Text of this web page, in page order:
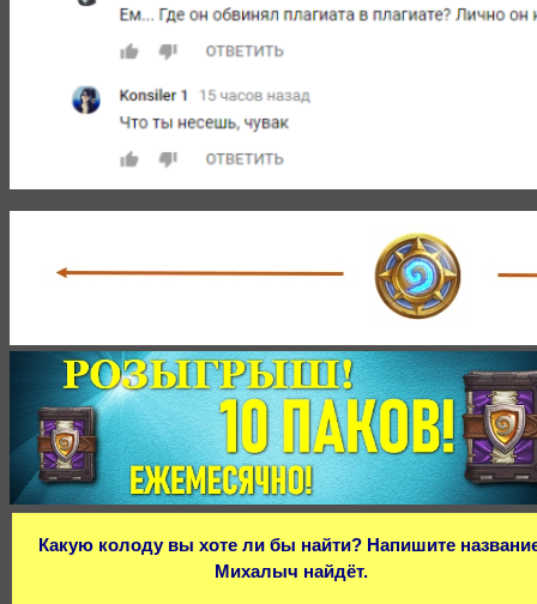
Какую колоду вы хоте ли бы найти? Напишите
Михалыч найдёт.